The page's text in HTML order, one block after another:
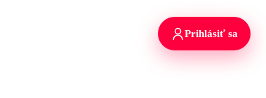
Prihlásiť sa